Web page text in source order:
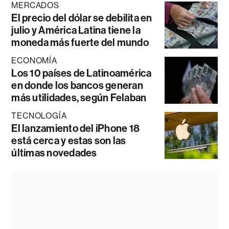
MERCADOS
El precio del dólar se debilita en
julio y América Latina tiene la
moneda más fuerte del mundo
ECONOMÍA
Los 10 países de Latinoamérica
en donde los bancos generan
más utilidades, según Felaban
TECNOLOGÍA
El lanzamiento del iPhone 18
está cerca y estas son las
últimas novedades